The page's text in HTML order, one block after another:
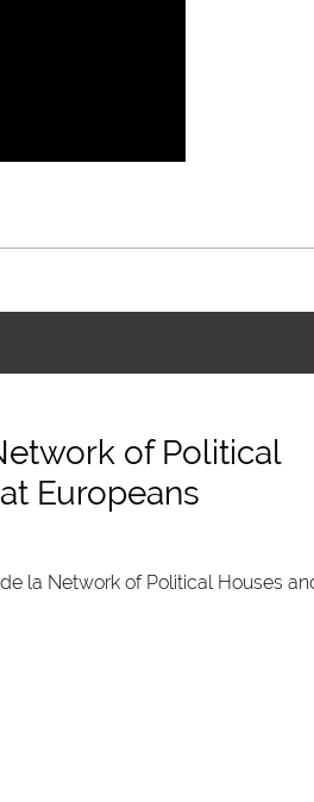
of Political
Europeans
la Network of Political Houses